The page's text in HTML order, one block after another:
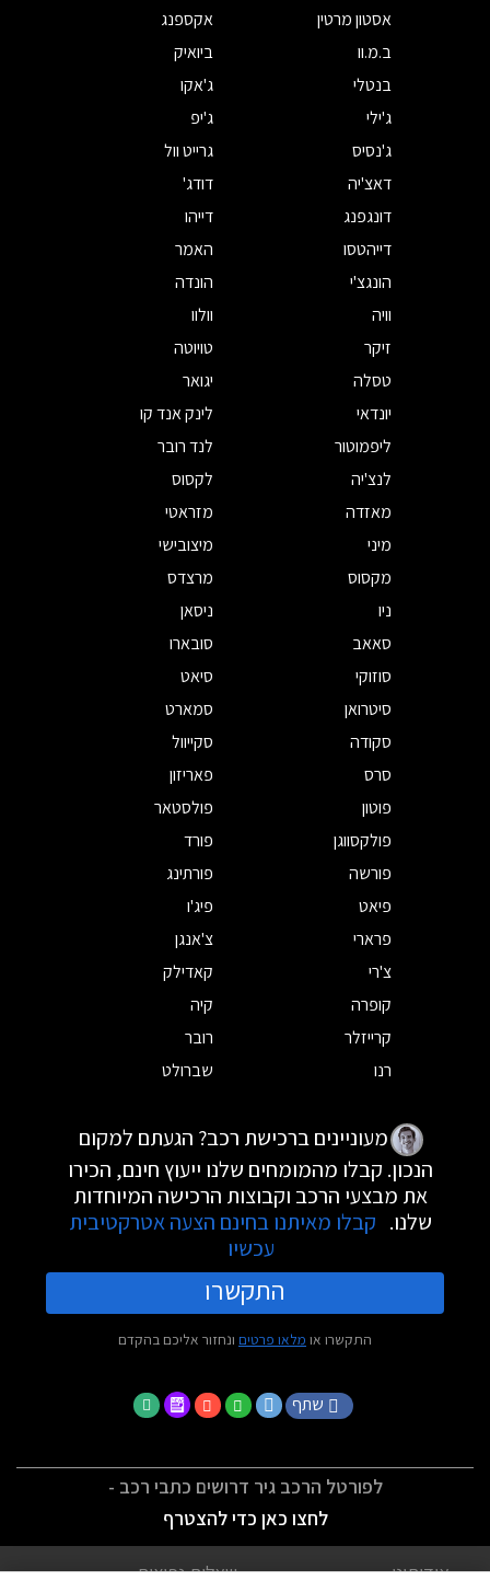
אסטון מרטין
אקספנג
ב.מ.וו
ביואיק
בנטלי
ג'אקו
ג'ילי
ג'יפ
ג'נסיס
גרייט וול
דאצ'יה
דודג'
דונגפנג
דייהו
דייהטסו
האמר
הונגצ'י
הונדה
וויה
וולוו
זיקר
טויוטה
טסלה
יגואר
יונדאי
לינק אנד קו
ליפמוטור
לנד רובר
לנצ'יה
לקסוס
מאזדה
מזראטי
מיני
מיצובישי
מקסוס
מרצדס
ניו
ניסאן
סאאב
סובארו
סוזוקי
סיאט
סיטרואן
סמארט
סקודה
סקייוול
סרס
פאריזון
פוטון
פולסטאר
פולקסווגן
פורד
פורשה
פורתינג
פיאט
פיג'ו
פרארי
צ'אנגן
צ'רי
קאדילק
קופרה
קיה
קרייזלר
רובר
רנו
שברולט
מעוניינים ברכישת רכב? הגעתם למקום
הנכון. קבלו מהמומחים שלנו ייעוץ חינם, הכירו
את מבצעי הרכב וקבוצות הרכישה המיוחדות
שלנו. קבלו מאיתנו בחינם הצעה אטרקטיבית
עכשיו
התקשרו
התקשרו או מלאו פרטים ונחזור אליכם בהקדם
שתף
לפורטל הרכב גיר דרושים כתבי רכב -
לחצו כאן כדי להצטרף
אודותינו שאלות נפוצות